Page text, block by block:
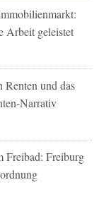
Arbeit geleistet
Renten und das
Narrativ
Freibad: Freiburg